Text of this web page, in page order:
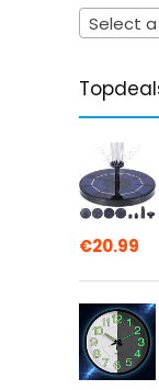
Select
€20.99